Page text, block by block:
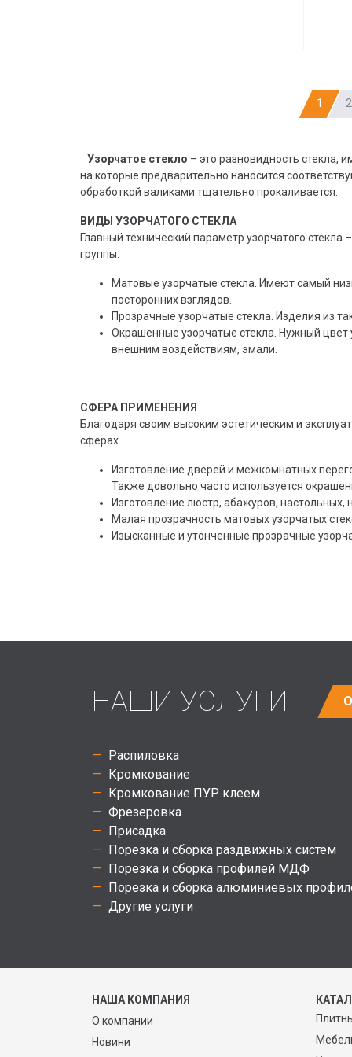
1 2
Узорчатое стекло – это разновидность
на которые предварительно наносится
обработкой валиками тщательно прокаливается.
ВИДЫ УЗОРЧАТОГО СТЕКЛА
Главный технический параметр узорчатого
группы.
Матовые узорчатые стекла. Имеют самый
посторонних взглядов.
Прозрачные узорчатые стекла. Изделия из
Окрашенные узорчатые стекла. Нужный цвет
внешним воздействиям, эмали.
СФЕРА ПРИМЕНЕНИЯ
Благодаря своим высоким эстетическим и
сферах.
Изготовление дверей и межкомнатных
Также довольно часто используется
Изготовление люстр, абажуров,
Малая прозрачность матовых узорчатых
Изысканные и утонченные прозрачные
НАШИ УСЛУГИ
Распиловка
Кромкование
Кромкование ПУР клеем
Фрезеровка
Присадка
Порезка и сборка раздвижных систем
Порезка и сборка профилей МДФ
Порезка и сборка алюминиевых
Другие услуги
НАША КОМПАНИЯ
О компании
Новини